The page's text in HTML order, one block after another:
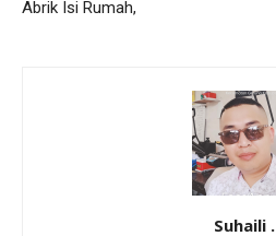
Abrik Isi Rumah,
Suhaili .